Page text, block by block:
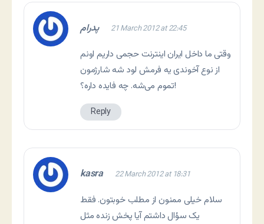
پدرام 21 March 2012 at 22:45
وقتی ما داخل ایران اینترنت حجمی داریم اونم
از نوع آخوندی یه فرمش لود شه شارژمون
تموم می‌شه. چه فایده داره؟!
Reply
kasra 22 March 2012 at 18:31
سلام خیلی ممنون از مطلب خوبتون. فقط
یک سؤال داشتم آیا پخش زنده مثل